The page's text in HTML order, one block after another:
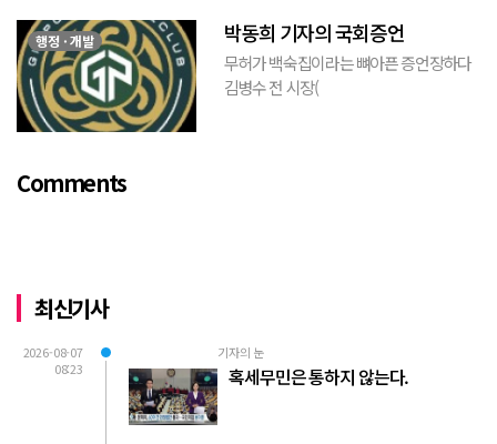
이 하...
행정 · 개발 박동희 기자의 국회증언
무허가 백숙집이라는 뼈아픈 증언장하다
김병수 전 시장(
Comments
최신기사
2026-08-07
08:23
기자의 눈
혹세무민은 통하지 않는다.